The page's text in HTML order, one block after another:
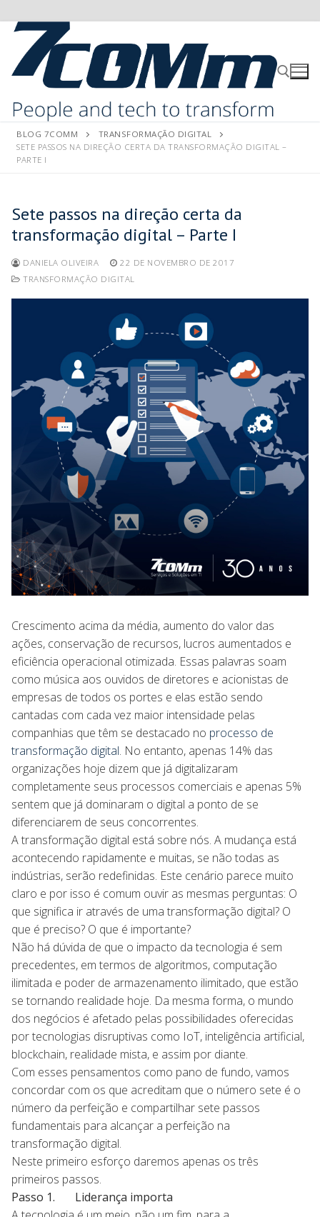
BLOG 7COMM
TRANSFORMAÇÃO DIGITAL
SETE PASSOS NA DIREÇÃO CERTA DA TRANSFORMAÇÃO DIGITAL –
PARTE I
Sete passos na direção certa da
transformação digital – Parte I
DANIELA OLIVEIRA
22 DE NOVEMBRO DE 2017
TRANSFORMAÇÃO DIGITAL
Crescimento acima da média, aumento do valor das
ações, conservação de recursos, lucros aumentados e
eficiência operacional otimizada. Essas palavras soam
como música aos ouvidos de diretores e acionistas de
empresas de todos os portes e elas estão sendo
cantadas com cada vez maior intensidade pelas
companhias que têm se destacado no processo de
transformação digital. No entanto, apenas 14% das
organizações hoje dizem que já digitalizaram
completamente seus processos comerciais e apenas 5%
sentem que já dominaram o digital a ponto de se
diferenciarem de seus concorrentes.
A transformação digital está sobre nós. A mudança está
acontecendo rapidamente e muitas, se não todas as
indústrias, serão redefinidas. Este cenário parece muito
claro e por isso é comum ouvir as mesmas perguntas: O
que significa ir através de uma transformação digital? O
que é preciso? O que é importante?
Não há dúvida de que o impacto da tecnologia é sem
precedentes, em termos de algoritmos, computação
ilimitada e poder de armazenamento ilimitado, que estão
se tornando realidade hoje. Da mesma forma, o mundo
dos negócios é afetado pelas possibilidades oferecidas
por tecnologias disruptivas como IoT, inteligência artificial,
blockchain, realidade mista, e assim por diante.
Com esses pensamentos como pano de fundo, vamos
concordar com os que acreditam que o número sete é o
número da perfeição e compartilhar sete passos
fundamentais para alcançar a perfeição na
transformação digital.
Neste primeiro esforço daremos apenas os três
primeiros passos.
Passo 1. Liderança importa